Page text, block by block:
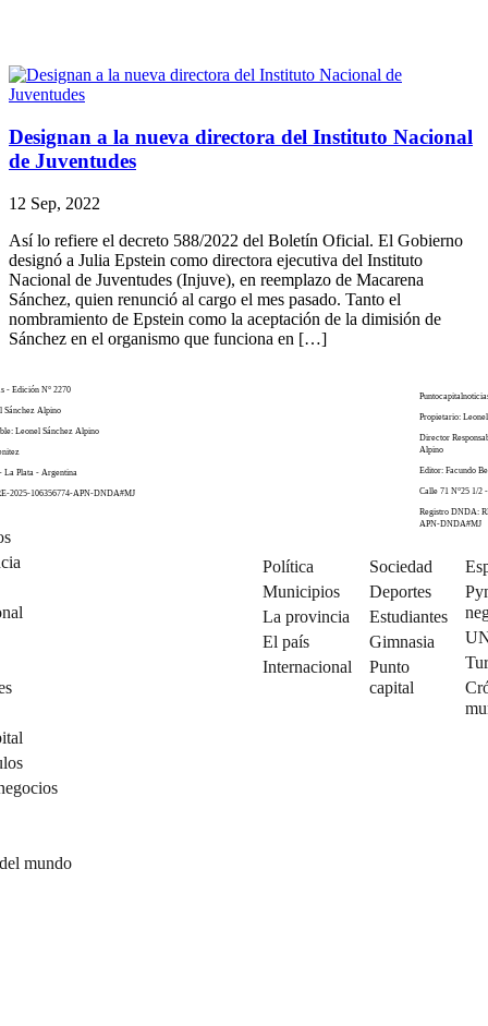
Designan a la nueva directora del Instituto Nacional
de Juventudes
12 Sep, 2022
Así lo refiere el decreto 588/2022 del Boletín Oficial. El Gobierno
designó a Julia Epstein como directora ejecutiva del Instituto
Nacional de Juventudes (Injuve), en reemplazo de Macarena
Sánchez, quien renunció al cargo el mes pasado. Tanto el
nombramiento de Epstein como la aceptación de la dimisión de
Sánchez en el organismo que funciona en […]
- Edición N° 2270
Sánchez Alpino
Leonel Sánchez Alpino
La Plata - Argentina
2025-106356774-APN-DNDA#MJ
mundo
Propietario:
Director
Alpino
Editor: Facundo
Calle 71 N°25 1/2
Registro DNDA:
APN-DNDA#MJ
Política
Municipios
La provincia
El país
Internacional
Sociedad
Deportes
Estudiantes
Gimnasia
Punto
capital